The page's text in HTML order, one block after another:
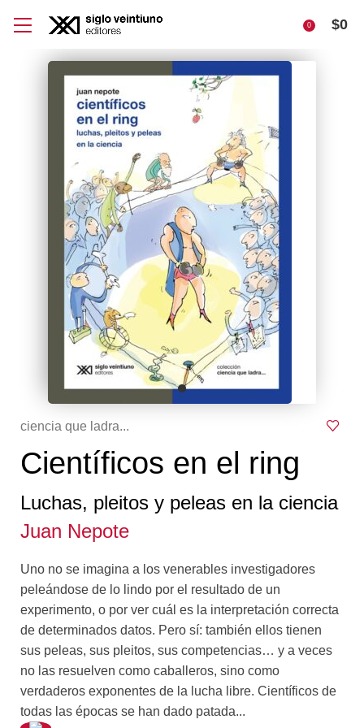
0 $0
ciencia que ladra...
Científicos en el ring
Luchas, pleitos y peleas en la ciencia
Juan Nepote
Uno no se imagina a los venerables investigadores
peleándose de lo lindo por el resultado de un
experimento, o por ver cuál es la interpretación correcta
de determinados datos. Pero sí: también ellos tienen
sus peleas, sus pleitos, sus competencias… y a veces
no las resuelven como caballeros, sino como
verdaderos exponentes de la lucha libre. Científicos de
todas las épocas se han dado patada...